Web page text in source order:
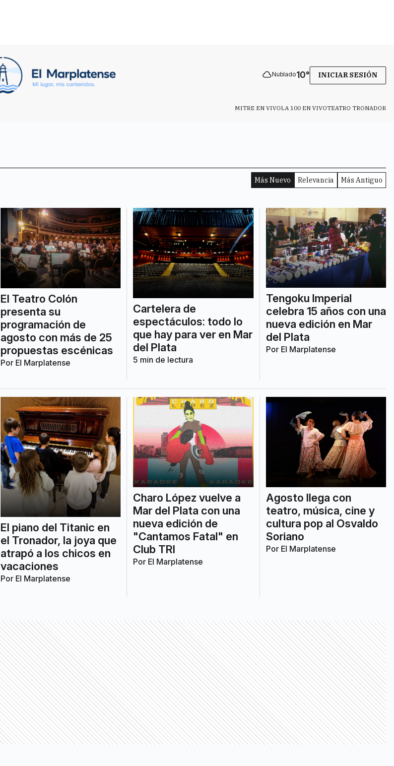
Nublado10° INICIAR SESIÓN
MITRE EN VIVOLA 100 EN VIVOTEATRO TRONADOR
Más Nuevo Relevancia Más Antiguo
El Teatro Colón
presenta su
programación de
agosto con más de 25
propuestas escénicas
Por El Marplatense
Cartelera de
espectáculos: todo lo
que hay para ver en Mar
del Plata
5 min de lectura
Tengoku Imperial
celebra 15 años con una
nueva edición en Mar
del Plata
Por El Marplatense
El piano del Titanic en
el Tronador, la joya que
atrapó a los chicos en
vacaciones
Por El Marplatense
Charo López vuelve a
Mar del Plata con una
nueva edición de
"Cantamos Fatal" en
Club TRI
Por El Marplatense
Agosto llega con
teatro, música, cine y
cultura pop al Osvaldo
Soriano
Por El Marplatense